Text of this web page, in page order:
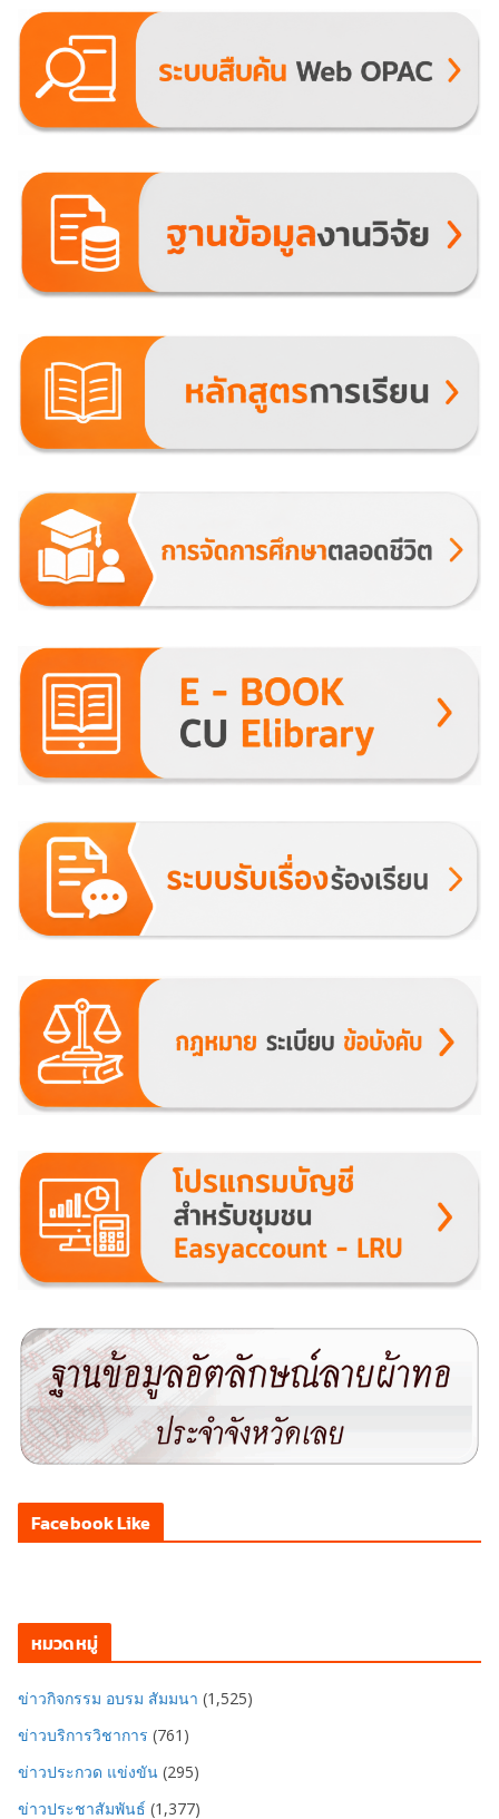
Facebook Like
หมวดหมู่
ข่าวกิจกรรม อบรม สัมมนา (1,525)
ข่าวบริการวิชาการ (761)
ข่าวประกวด แข่งขัน (295)
ข่าวประชาสัมพันธ์ (1,377)